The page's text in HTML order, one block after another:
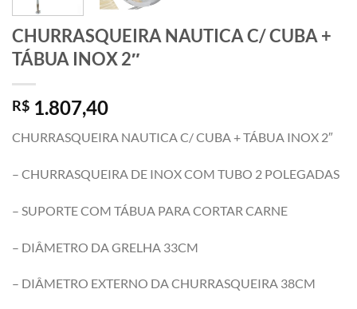
CHURRASQUEIRA NAUTICA C/ CUBA +
TÁBUA INOX 2″
R$ 1.807,40
CHURRASQUEIRA NAUTICA C/ CUBA + TÁBUA INOX 2″
– CHURRASQUEIRA DE INOX COM TUBO 2 POLEGADAS
– SUPORTE COM TÁBUA PARA CORTAR CARNE
– DIÂMETRO DA GRELHA 33CM
– DIÂMETRO EXTERNO DA CHURRASQUEIRA 38CM